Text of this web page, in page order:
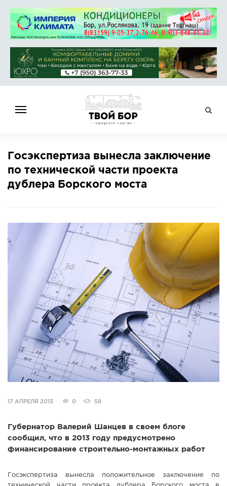
НОВОСТИ
СПРАВОЧНИК
ОБЪЯВЛЕНИЯ
АФИША
СПРАВКА
КАМЕРЫ
КОНКУРСЫ
СТАТЬИ
ГОЛОСОВАНИЯ
ПРЕДЛОЖИТЬ НОВОСТЬ
ФОТО
Госэкспертиза вынесла заключение
по технической части проекта
дублера Борского моста
17 АПРЕЛЯ 2013 0 58
Губернатор Валерий Шанцев в своем блоге
сообщил, что в 2013 году предусмотрено
финансирование строительно-монтажных работ
Госэкспертиза вынесла положительное заключение по